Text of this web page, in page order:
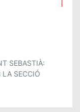
SEBASTIÀ:
LA SECCIÓ